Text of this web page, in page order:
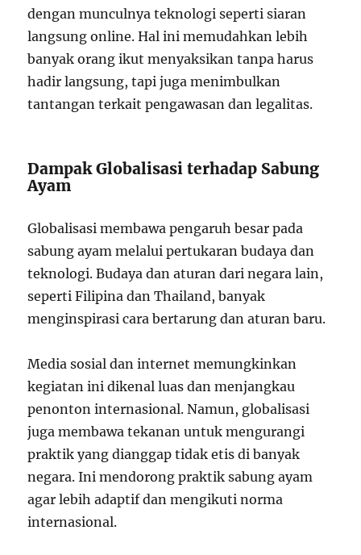
dengan munculnya teknologi seperti siaran
langsung online. Hal ini memudahkan lebih
banyak orang ikut menyaksikan tanpa harus
hadir langsung, tapi juga menimbulkan
tantangan terkait pengawasan dan legalitas.
Dampak Globalisasi terhadap Sabung
Ayam
Globalisasi membawa pengaruh besar pada
sabung ayam melalui pertukaran budaya dan
teknologi. Budaya dan aturan dari negara lain,
seperti Filipina dan Thailand, banyak
menginspirasi cara bertarung dan aturan baru.
Media sosial dan internet memungkinkan
kegiatan ini dikenal luas dan menjangkau
penonton internasional. Namun, globalisasi
juga membawa tekanan untuk mengurangi
praktik yang dianggap tidak etis di banyak
negara. Ini mendorong praktik sabung ayam
agar lebih adaptif dan mengikuti norma
internasional.